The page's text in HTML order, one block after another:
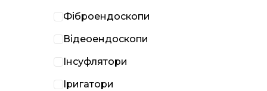
Фіброендоскопи
Відеоендоскопи
Інсуфлятори
Іригатори